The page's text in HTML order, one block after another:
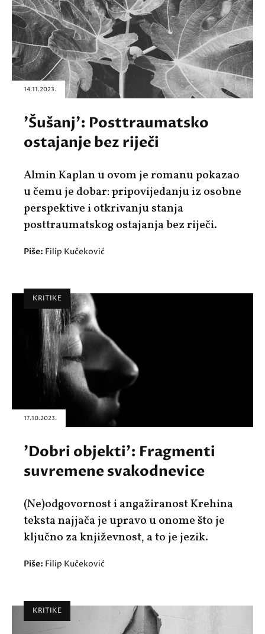
14.11.2023.
'Šušanj': Posttraumatsko
ostajanje bez riječi
Almin Kaplan u ovom je romanu pokazao
u čemu je dobar: pripovijedanju iz osobne
perspektive i otkrivanju stanja
posttraumatskog ostajanja bez riječi.
Piše: Filip Kučeković
KRITIKE
17.10.2023.
'Dobri objekti': Fragmenti
suvremene svakodnevice
(Ne)odgovornost i angažiranost Krehina
teksta najjača je upravo u onome što je
ključno za književnost, a to je jezik.
Piše: Filip Kučeković
KRITIKE